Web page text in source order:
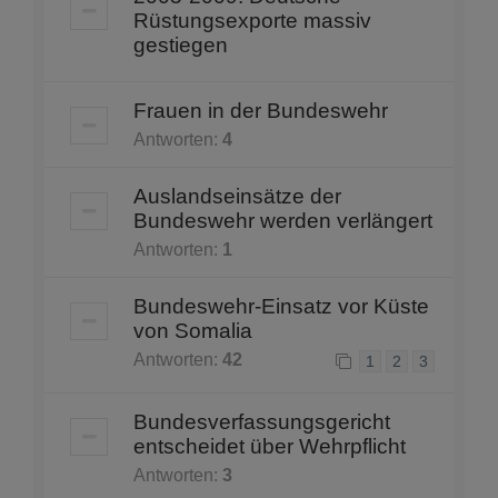
Rüstungsexporte massiv
gestiegen
Frauen in der Bundeswehr
Antworten: 4
Auslandseinsätze der
Bundeswehr werden verlängert
Antworten: 1
Bundeswehr-Einsatz vor Küste
von Somalia
Antworten: 42 1 2 3
Bundesverfassungsgericht
entscheidet über Wehrpflicht
Antworten: 3